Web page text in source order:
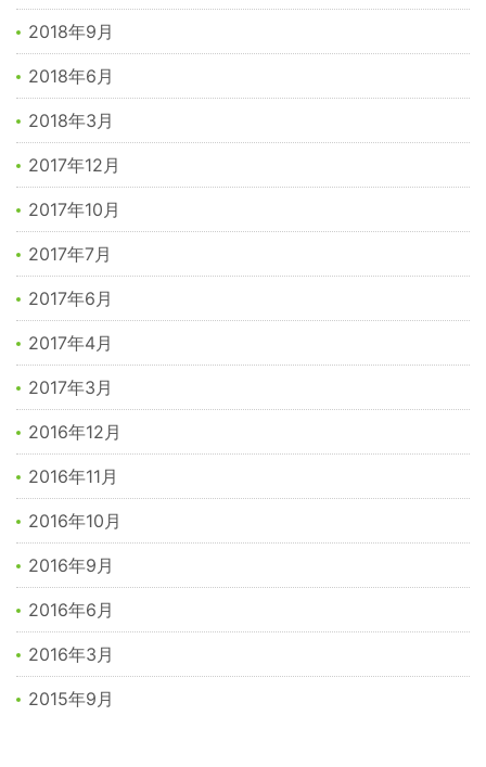
2018年9月
2018年6月
2018年3月
2017年12月
2017年10月
2017年7月
2017年6月
2017年4月
2017年3月
2016年12月
2016年11月
2016年10月
2016年9月
2016年6月
2016年3月
2015年9月